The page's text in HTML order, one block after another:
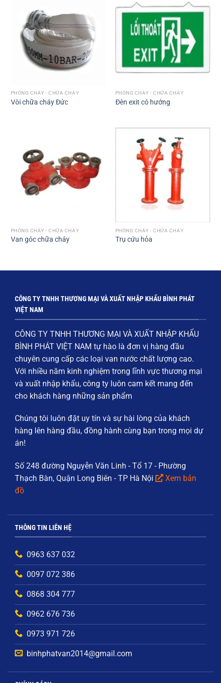
PHÒNG CHÁY - CHỮA CHÁY
Vòi chữa cháy Đức
PHÒNG CHÁY - CHỮA CHÁY
Đèn exit có hướng
PHÒNG CHÁY - CHỮA CHÁY
Van góc chữa cháy
PHÒNG CHÁY - CHỮA CHÁY
Trụ cứu hỏa
CÔNG TY TNHH THƯƠNG MẠI VÀ XUẤT NHẬP KHẨU BÌNH PHÁT
VIỆT NAM
CÔNG TY TNHH THƯƠNG MẠI VÀ XUẤT NHẬP KHẨU
BÌNH PHÁT VIỆT NAM tự hào là đơn vị hàng đầu
chuyên cung cấp các loại van nước chất lượng cao.
Với nhiều năm kinh nghiệm trong lĩnh vực thương mại
và xuất nhập khẩu, công ty luôn cam kết mang đến
cho khách hàng những sản phẩm
Chúng tôi luôn đặt uy tín và sự hài lòng của khách
hàng lên hàng đầu, đồng hành cùng bạn trong mọi dự
án!
Số 248 đường Nguyễn Văn Linh - Tổ 17 - Phường
Thạch Bàn, Quận Long Biên - TP Hà Nội
Xem bản
đồ
THÔNG TIN LIÊN HỆ
0963 637 032
0097 072 386
0868 304 777
0962 676 736
0973 971 726
binhphatvan2014@gmail.com